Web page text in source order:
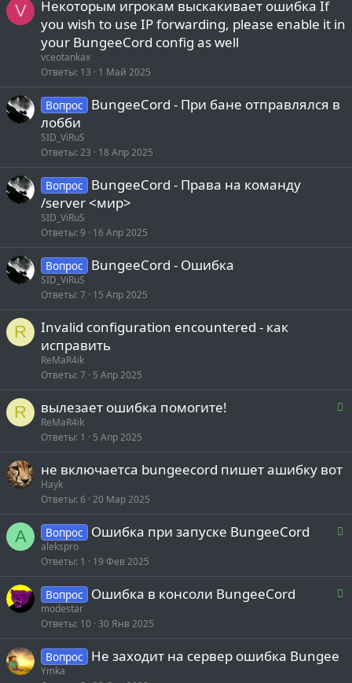
V
Некоторым игрокам выскакивает ошибка If
you wish to use IP forwarding, please enable it in
your BungeeCord config as well
vceotankax
Ответы 13 1 Май 2025
Вопрос
BungeeCord - При бане отправлялся в
лобби
SID_ViRuS
Ответы 23 18 Апр 2025
Вопрос
BungeeCord - Права на команду
/server <мир>
SID_ViRuS
Ответы 9 16 Апр 2025
Вопрос BungeeCord - Ошибка
SID_ViRuS
Ответы 7 15 Апр 2025
R
Invalid configuration encountered - как
исправить
ReMaR4ik
Ответы 7 5 Апр 2025
R
е
вылезает ошибка помогите!
ReMaR4ik
Ответы 1 5 Апр 2025
не включаетса bungeecord пишет ашибку вот
Hayk
Ответы 6 20 Мар 2025
A
е
Вопрос Ошибка при запуске BungeeCord
alekspro
Ответы 1 19 Фев 2025
е
Вопрос Ошибка в консоли BungeeCord
modestar
Ответы 10 30 Янв 2025
Вопрос Не заходит на сервер ошибка Bungee
Ymka